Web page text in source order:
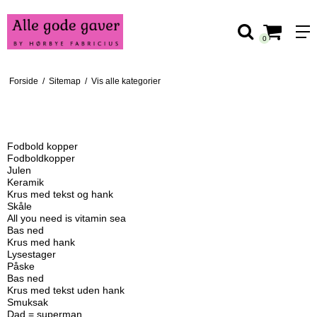
0
Forside / Sitemap / Vis alle kategorier
Fodbold kopper
Fodboldkopper
Julen
Keramik
Krus med tekst og hank
Skåle
All you need is vitamin sea
Bas ned
Krus med hank
Lysestager
Påske
Bas ned
Krus med tekst uden hank
Smuksak
Dad = superman